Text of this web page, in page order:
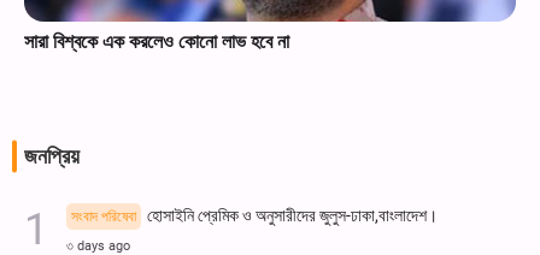
সারা বিশ্বকে এক করলেও কোনো লাভ হবে না
জনপ্রিয়
সংবাদ পরিষেবা হোসাইনি প্রেমিক ও অনুসারীদের জুলুস-ঢাকা,বাংলাদেশ।
৩ days ago